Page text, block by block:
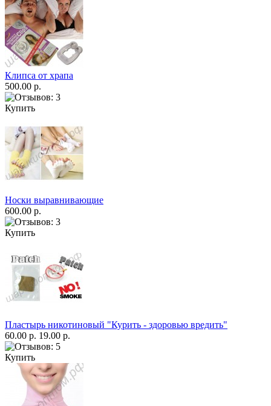
Клипса от храпа
500.00 р.
Купить
Носки выравнивающие
600.00 р.
Купить
Пластырь никотиновый "Курить - здоровью вредить"
60.00 р. 19.00 р.
Купить